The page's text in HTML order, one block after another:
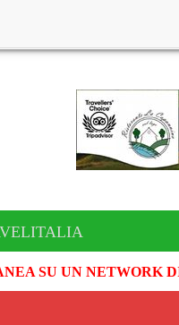
SU UN NETWORK